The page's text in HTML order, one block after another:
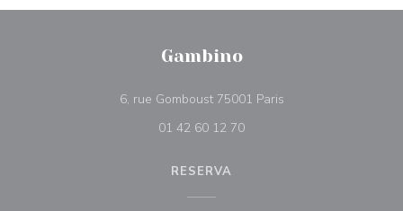
Gambino
6, rue Gomboust 75001 Paris((abre en una nueva
01 42 60 12 70
RESERVA